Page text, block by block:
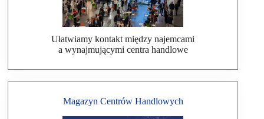
Ułatwiamy kontakt między najemcami
a wynajmującymi centra handlowe
Magazyn Centrów Handlowych